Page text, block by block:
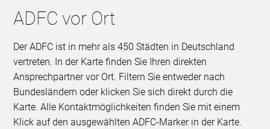
ADFC vor Ort
Der ADFC ist in mehr als 450 Städten in Deutschland
vertreten. In der Karte finden Sie Ihren direkten
Ansprechpartner vor Ort. Filtern Sie entweder nach
Bundesländern oder klicken Sie sich direkt durch die
Karte. Alle Kontaktmöglichkeiten finden Sie mit einem
Klick auf den ausgewählten ADFC-Marker in der Karte.